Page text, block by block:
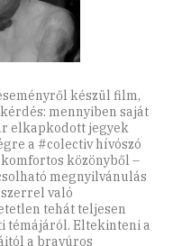
készül film,
mennyiben saját
elkapkodott jegyek
a #colectiv hívószó
közönyből –
megnyilvánulás
való
tehát teljesen
témájáról. Eltekinteni a
a bravúros